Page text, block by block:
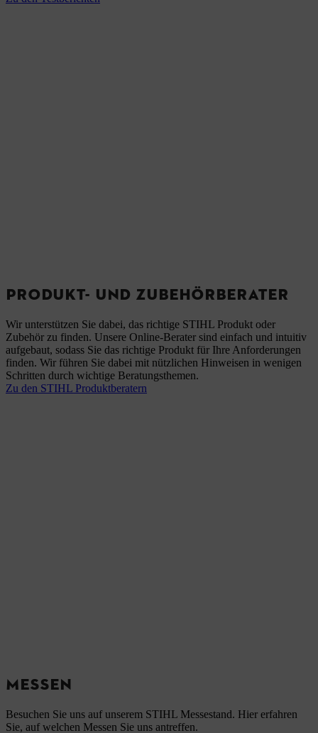
PRODUKT- UND ZUBEHÖRBERATER
Wir unterstützen Sie dabei, das richtige STIHL Produkt oder
Zubehör zu finden. Unsere Online-Berater sind einfach und intuitiv
aufgebaut, sodass Sie das richtige Produkt für Ihre Anforderungen
finden. Wir führen Sie dabei mit nützlichen Hinweisen in wenigen
Schritten durch wichtige Beratungsthemen.
Zu den STIHL Produktberatern
MESSEN
Besuchen Sie uns auf unserem STIHL Messestand. Hier erfahren
Sie, auf welchen Messen Sie uns antreffen.